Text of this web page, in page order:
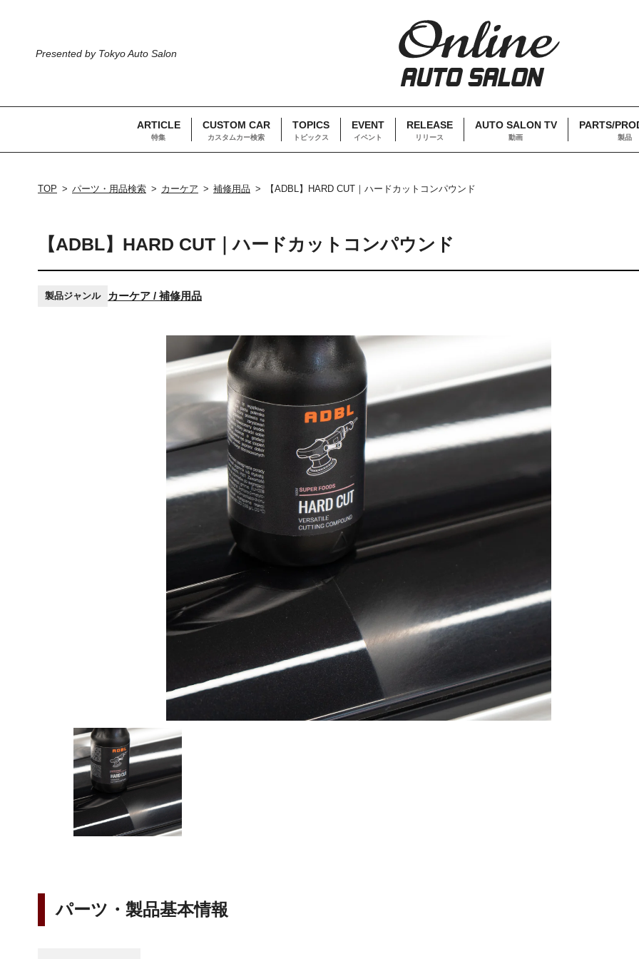
Presented by Tokyo Auto Salon
ARTICLE
特集
CUSTOM CAR
カスタムカー検索
TOPICS
トピックス
EVENT
イベント
RELEASE
リリース
AUTO SALON TV
動画
PARTS/
製品
TOP パーツ・用品検索 カーケア 補修用品 【ADBL】HARD CUT｜ハードカットコンパウンド
【ADBL】HARD CUT｜ハードカットコンパウンド
製品ジャンル カーケア / 補修用品
パーツ・製品基本情報